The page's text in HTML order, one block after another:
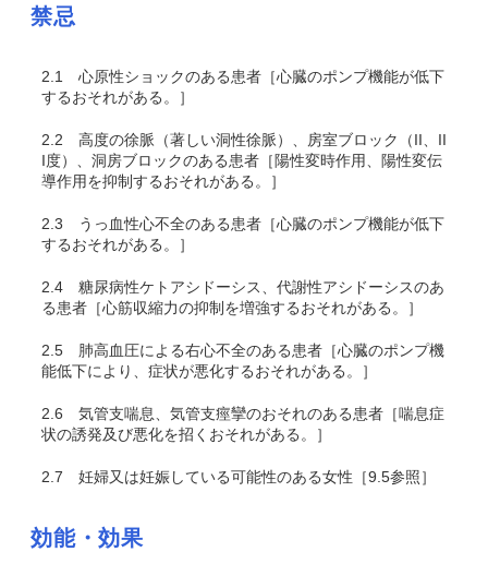
禁忌
2.1
心原性ショックのある患者［心臓のポンプ機能が低下
するおそれがある。］
2.2 高度の徐脈（著しい洞性徐脈）、房室ブロック（II、II
I度）、洞房ブロックのある患者［陽性変時作用、陽性変伝
導作用を抑制するおそれがある。］
2.3 うっ血性心不全のある患者［心臓のポンプ機能が低下
するおそれがある。］
2.4 糖尿病性ケトアシドーシス、代謝性アシドーシスのあ
る患者［心筋収縮力の抑制を増強するおそれがある。］
2.5 肺高血圧による右心不全のある患者［心臓のポンプ機
能低下により、症状が悪化するおそれがある。］
2.6 気管支喘息、気管支痙攣のおそれのある患者［喘息症
状の誘発及び悪化を招くおそれがある。］
2.7 妊婦又は妊娠している可能性のある女性［9.5参照］
効能・効果